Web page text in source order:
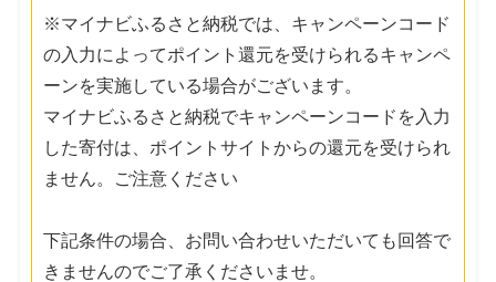
※マイナビふるさと納税では、キャンペーンコード
の入力によってポイント還元を受けられるキャンペ
ーンを実施している場合がございます。
マイナビふるさと納税でキャンペーンコードを入力
した寄付は、ポイントサイトからの還元を受けられ
ません。ご注意ください
下記条件の場合、お問い合わせいただいても回答で
きませんのでご了承くださいませ。